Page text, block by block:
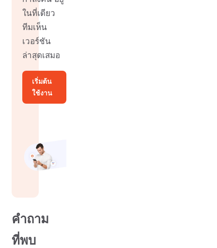
ในที่เดียว
ทีมเห็น
เวอร์ชัน
ล่าสุดเสมอ
เริ่มต้น
ใช้งาน
คำถาม
ที่พบ